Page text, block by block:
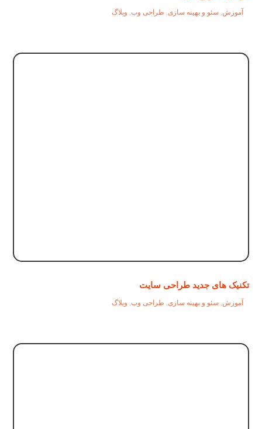
آموزش سئو و بهینه سازی طراحی وب وبلاگ
تکنیک های جدید طراحی سایت
آموزش, سئو و بهینه سازی, طراحی وب, وبلاگ